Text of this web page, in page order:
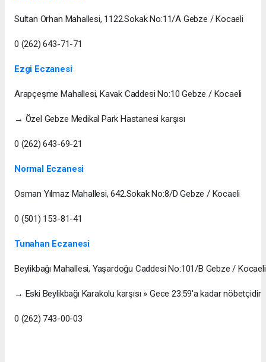
Sultan Orhan Mahallesi, 1122.Sokak No:11/A Gebze / Kocaeli
0 (262) 643-71-71
Ezgi Eczanesi
Arapçeşme Mahallesi, Kavak Caddesi No:10 Gebze / Kocaeli
→ Özel Gebze Medikal Park Hastanesi karşısı
0 (262) 643-69-21
Normal Eczanesi
Osman Yılmaz Mahallesi, 642.Sokak No:8/D Gebze / Kocaeli
0 (501) 153-81-41
Tunahan Eczanesi
Beylikbağı Mahallesi, Yaşardoğu Caddesi No:101/B Gebze / Kocaeli
→ Eski Beylikbağı Karakolu karşısı » Gece 23:59'a kadar nöbetçidir
0 (262) 743-00-03